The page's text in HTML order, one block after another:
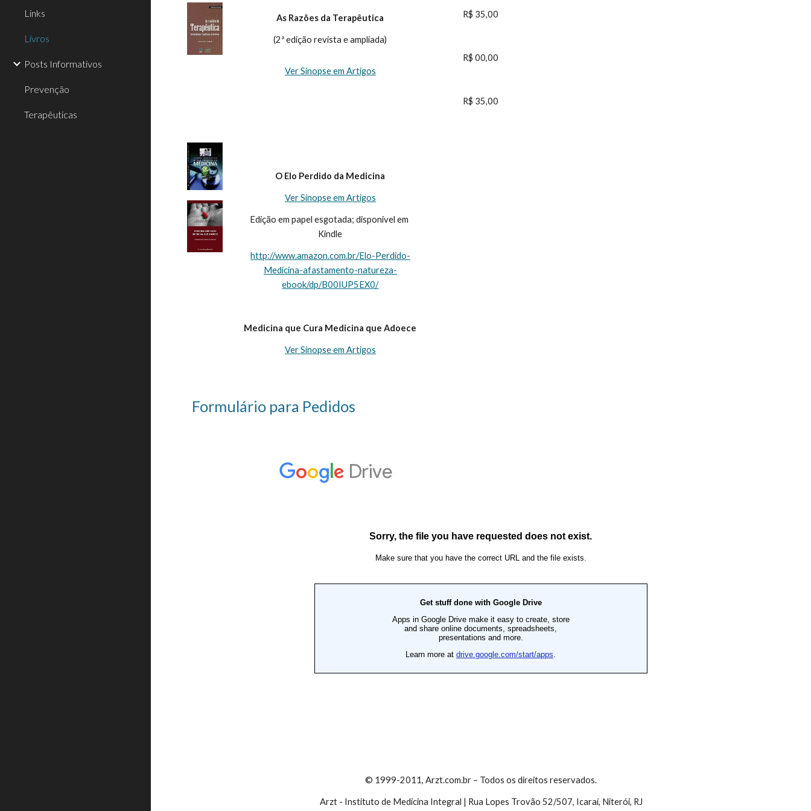
Links
Livros
Posts Informativos
Prevenção
Terapêuticas
As Razões da Terapêutica
(2ª edição revista e ampliada)
Ver Sinopse em Artigos
R$ 35,00
R$ 00,00
R$ 35,00
O Elo Perdido da Medicina
Ver Sinopse em Artigos
Edição em papel esgotada; disponivel em
Kindle
http://www.amazon.com.br/Elo-Perdido-
Medicina-afastamento-natureza-
ebook/dp/B00IUP5EX0/
Medicina que Cura Medicina que Adoece
Ver Sinopse em Artigos
Formulário para Pedidos
© 1999-2011, Arzt.com.br – Todos os direitos reservados.
Arzt - Instituto de Medicina Integral | Rua Lopes Trovão 52/507, Icaraí, Niterói, RJ